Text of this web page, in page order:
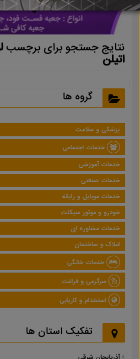
نتایج جستجو برای برچسب
اتیلن
گروه ها
پزشکی و سلامت
خدمات اجتماعی
خدمات آموزشی
خدمات صنعتی
خدمات موبایل و رایانه
خودرو و موتور سیکلت
خدمات مشاوره ای
املاک و ساختمان
خدمات خانگی
سرگرمی و فراغت
استخدام و کاریابی
تفکیک استان ها